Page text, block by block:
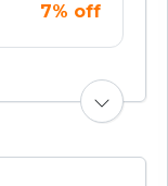
7% off